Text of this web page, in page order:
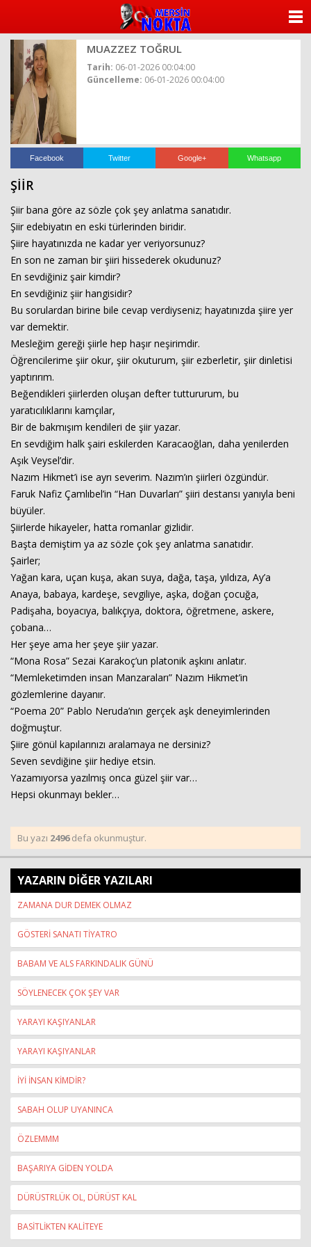
MUAZZEZ TOĞRUL
Tarih: 06-01-2026 00:04:00
Güncelleme: 06-01-2026 00:04:00
Facebook Twitter Google+ Whatsapp
ŞİİR
Şiir bana göre az sözle çok şey anlatma sanatıdır.
Şiir edebiyatın en eski türlerinden biridir.
Şiire hayatınızda ne kadar yer veriyorsunuz?
En son ne zaman bir şiiri hissederek okudunuz?
En sevdiğiniz şair kimdir?
En sevdiğiniz şiir hangisidir?
Bu sorulardan birine bile cevap verdiyseniz; hayatınızda şiire yer
var demektir.
Mesleğim gereği şiirle hep haşır neşirimdir.
Öğrencilerime şiir okur, şiir okuturum, şiir ezberletir, şiir dinletisi
yaptırırım.
Beğendikleri şiirlerden oluşan defter tuttururum, bu
yaratıcılıklarını kamçılar,
Bir de bakmışım kendileri de şiir yazar.
En sevdiğim halk şairi eskilerden Karacaoğlan, daha yenilerden
Aşık Veysel’dir.
Nazım Hikmet’i ise ayrı severim. Nazım’ın şiirleri özgündür.
Faruk Nafiz Çamlıbel’in “Han Duvarları” şiiri destansı yanıyla beni
büyüler.
Şiirlerde hikayeler, hatta romanlar gizlidir.
Başta demiştim ya az sözle çok şey anlatma sanatıdır.
Şairler;
Yağan kara, uçan kuşa, akan suya, dağa, taşa, yıldıza, Ay’a
Anaya, babaya, kardeşe, sevgiliye, aşka, doğan çocuğa,
Padişaha, boyacıya, balıkçıya, doktora, öğretmene, askere,
çobana…
Her şeye ama her şeye şiir yazar.
“Mona Rosa” Sezai Karakoç’un platonik aşkını anlatır.
“Memleketimden insan Manzaraları” Nazım Hikmet’in
gözlemlerine dayanır.
“Poema 20” Pablo Neruda’nın gerçek aşk deneyimlerinden
doğmuştur.
Şiire gönül kapılarınızı aralamaya ne dersiniz?
Seven sevdiğine şiir hediye etsin.
Yazamıyorsa yazılmış onca güzel şiir var…
Hepsi okunmayı bekler…
Bu yazı 2496defa okunmuştur.
YAZARIN DİĞER YAZILARI
ZAMANA DUR DEMEK OLMAZ
GÖSTERİ SANATI TİYATRO
BABAM VE ALS FARKINDALIK GÜNÜ
SÖYLENECEK ÇOK ŞEY VAR
YARAYI KAŞIYANLAR
YARAYI KAŞIYANLAR
İYİ İNSAN KİMDİR?
SABAH OLUP UYANINCA
ÖZLEMMM
BAŞARIYA GİDEN YOLDA
DÜRÜSTRLÜK OL, DÜRÜST KAL
BASİTLİKTEN KALİTEYE
YAZARLAR
Haberin Doğru Adresi.